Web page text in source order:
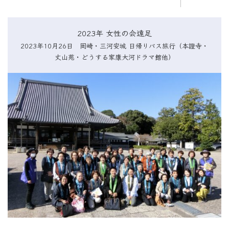
2023年 女性の会遠足
2023年10月26日 岡崎・三河安城 日帰りバス旅行（本證寺・
丈山苑・どうする家康大河ドラマ館他）